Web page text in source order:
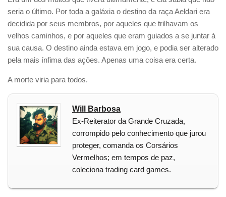
seria o último. Por toda a galáxia o destino da raça Aeldari era
decidida por seus membros, por aqueles que trilhavam os
velhos caminhos, e por aqueles que eram guiados a se juntar à
sua causa. O destino ainda estava em jogo, e podia ser alterado
pela mais ínfima das ações. Apenas uma coisa era certa.
A morte viria para todos.
Will Barbosa
Ex-Reiterator da Grande Cruzada,
corrompido pelo conhecimento que jurou
proteger, comanda os Corsários
Vermelhos; em tempos de paz,
coleciona trading card games.